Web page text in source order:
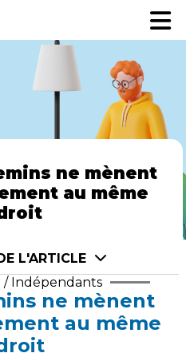
pour une démo
AI ne mènent
au même
L'ARTICLE
/ Indépendants
ne mènent
au même
pour une démo
AI